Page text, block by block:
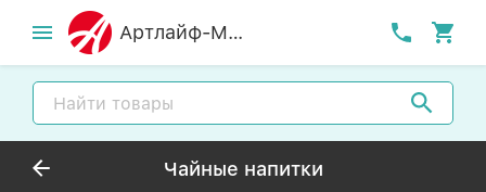
Артлайф-MСК
Чайные напитки